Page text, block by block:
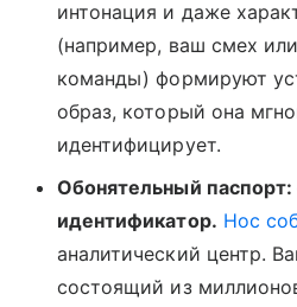
интонация и даже
(например, ваш смех
команды) формируют
образ, который она
идентифицирует.
Обонятельный
идентификатор. Нос
аналитический центр.
состоящий из